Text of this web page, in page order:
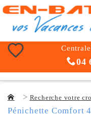
04
Recherche votre
Pénichette Comfort